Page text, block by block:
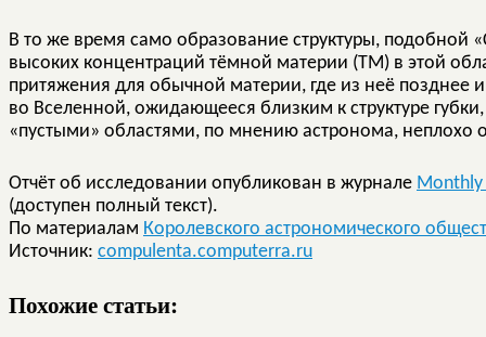
В то же время само образование структуры, подобной
высоких концентраций тёмной материи (ТМ) в этой
притяжения для обычной материи, где из неё позднее
во Вселенной, ожидающееся близким к структуре
«пустыми» областями, по мнению астронома, неплохо
Отчёт об исследовании опубликован в журнале Monthly
(доступен полный текст).
По материалам Королевского астрономического
Источник: compulenta.computerra.ru
Похожие статьи: